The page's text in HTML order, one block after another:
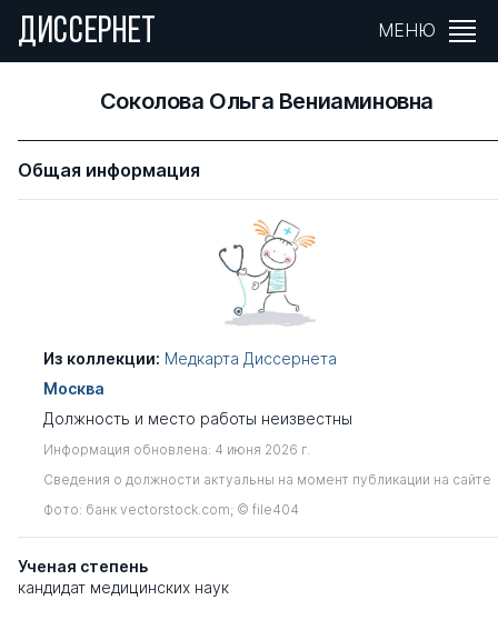
ДИССЕРНЕТ МЕНЮ
Соколова Ольга Вениаминовна
Общая информация
Из коллекции: Медкарта Диссернета
Москва
Должность и место работы неизвестны
Информация обновлена: 4 июня 2026 г.
Сведения о должности актуальны на момент публикации на сайте
Фото: банк vectorstock.com; © file404
Ученая степень
кандидат медицинских наук